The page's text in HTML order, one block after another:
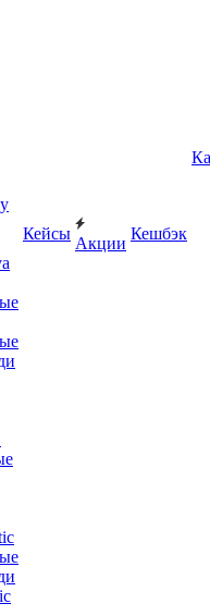
Кейсы
Акции
Кешбэк